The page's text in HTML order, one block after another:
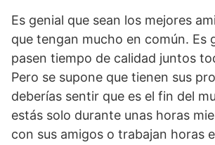
Es genial que sean los mejores
que tengan mucho en común. Es
pasen tiempo de calidad juntos
Pero se supone que tienen sus
deberías sentir que es el fin del
estás solo durante unas horas
con sus amigos o trabajan horas